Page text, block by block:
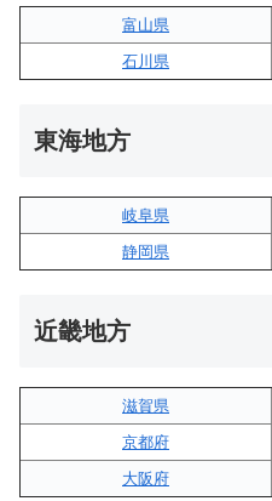
富山県
石川県
東海地方
岐阜県
静岡県
近畿地方
滋賀県
京都府
大阪府